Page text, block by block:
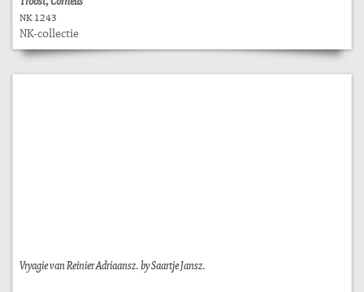
NK 1243
NK-collectie
Vryagie van Reinier Adriaansz. by Saartje Jansz.